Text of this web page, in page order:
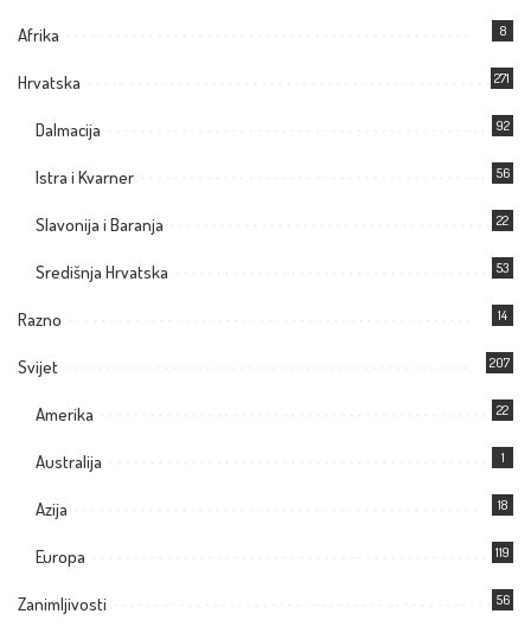
Afrika 8
Hrvatska 271
Dalmacija 92
Istra i Kvarner 56
Slavonija i Baranja 22
Središnja Hrvatska 53
Razno 14
Svijet 207
Amerika 22
Australija 1
Azija 18
Europa 119
Zanimljivosti 56